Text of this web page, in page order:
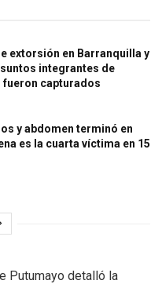
extorsión en Barranquilla y
integrantes de
fueron capturados
y abdomen terminó en
es la cuarta víctima en 15
Putumayo detalló la